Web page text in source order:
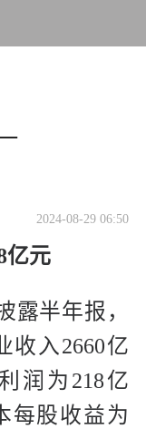
2024-08-29 06:50
亿元
露半年报，
收入2660亿
润为218亿
每股收益为